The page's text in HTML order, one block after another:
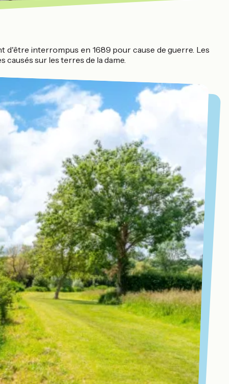
d'être interrompus en 1689 pour cause de guerre. Les
sur les terres de la dame.